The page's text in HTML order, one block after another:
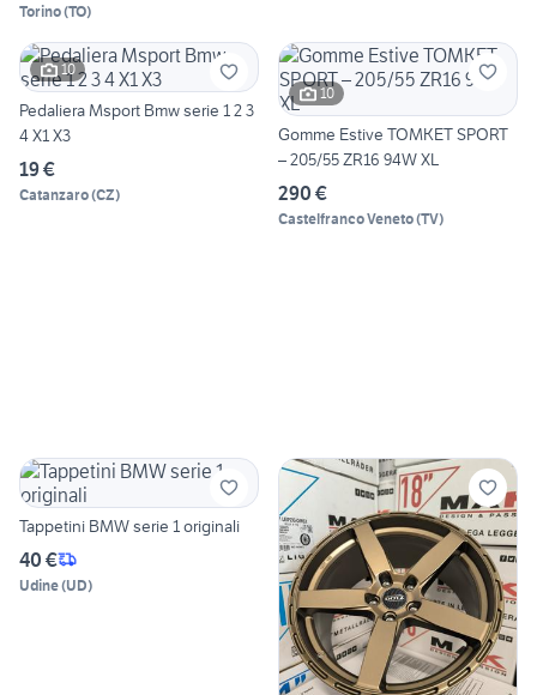
Torino(TO)
10
Pedaliera Msport Bmw serie 1 2 3
4 X1 X3
19 €
Catanzaro(CZ)
10
Gomme Estive TOMKET SPORT
– 205/55 ZR16 94W XL
290 €
Castelfranco Veneto(TV)
Tappetini BMW serie 1 originali
40 €
Udine(UD)